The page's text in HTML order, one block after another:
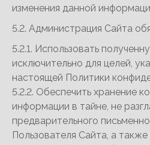
изменения данной
5.2. Администрация Сайта
5.2.1. Использовать
исключительно для целей,
настоящей Политики
5.2.2. Обеспечить хранение
информации в тайне, не
предварительного
Пользователя Сайта, а